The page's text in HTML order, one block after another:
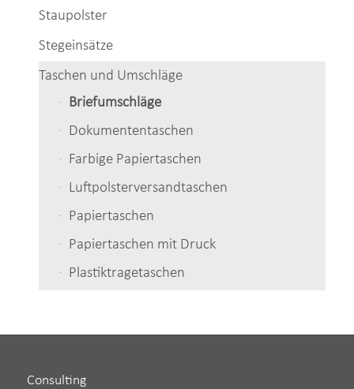
Staupolster
Stegeinsätze
Taschen und Umschläge
Briefumschläge
Dokumententaschen
Farbige Papiertaschen
Luftpolsterversandtaschen
Papiertaschen
Papiertaschen mit Druck
Plastiktragetaschen
Consulting